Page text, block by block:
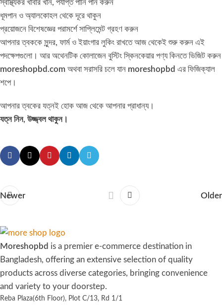
স্বাস্থ্যকর খাবার খান, পর্যাপ্ত পানি পান করুন
ধূমপান ও অ্যালকোহল থেকে দূরে থাকুন
প্রয়োজনে বিশেষজ্ঞের পরামর্শে সাপ্লিমেন্ট গ্রহণ করুন
আপনার ত্বককে সুন্দর, ফার্ম ও ইয়াংগার লুকিং রাখতে আজ থেকেই শুরু করুন এই
পদক্ষেপগুলো। আর অথেনটিক কোলাজেন বুস্টিং স্কিনকেয়ার পণ্য কিনতে ভিজিট করুন
moreshopbd.com অথবা সরাসরি চলে যান moreshopbd এর ফিজিক্যাল
শপে।
আপনার ত্বকের যত্নই হোক আজ থেকে আপনার প্রাধান্য।
যত্ন নিন, উজ্জ্বল থাকুন।
Newer Older
Moreshopbd is a premier e-commerce destination in
Bangladesh, offering an extensive selection of quality
products across diverse categories, bringing convenience
and variety to your doorstep.
Reba Plaza(6th Floor), Plot C/13, Rd 1/1